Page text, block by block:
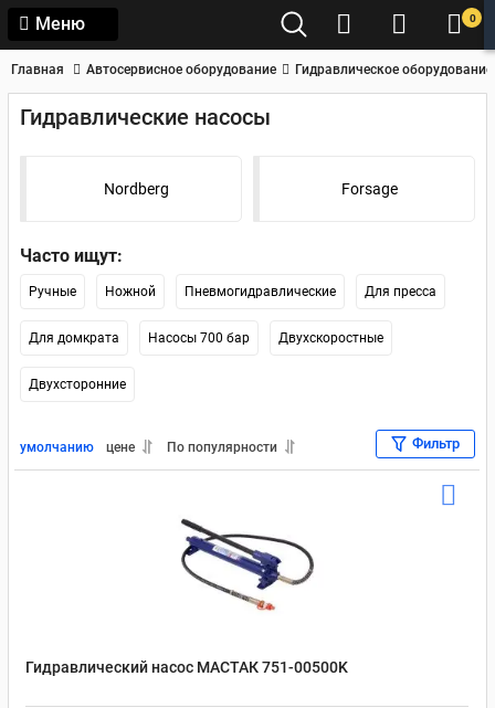
Меню 0
Главная Автосервисное оборудование Гидравлическое оборудование
Гидравлические насосы
Nordberg Forsage
Часто ищут:
Ручные Ножной Пневмогидравлические Для пресса
Для домкрата Насосы 700 бар Двухскоростные
Двухсторонние
умолчанию цене По популярности Фильтр
Гидравлический насос МАСТАК 751-00500K